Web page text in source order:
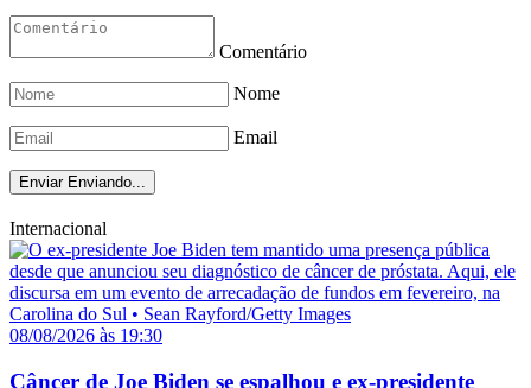
Comentário
Nome
Email
Enviar Enviando...
Internacional
08/08/2026 às 19:30
Câncer de Joe Biden se espalhou e ex-presidente